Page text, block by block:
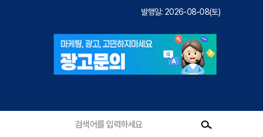
발행일: 2026-08-08(토)